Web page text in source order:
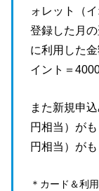
ォレット（
登録した月
に利用した
イント＝
また新規申
円相当）が
円相当）がも
＊カード＆利